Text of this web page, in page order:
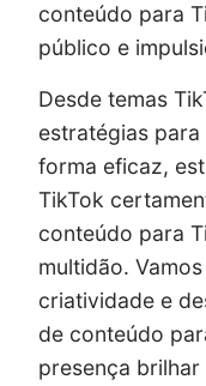
conteúdo para
público e
Desde temas
estratégias
forma eficaz,
TikTok
conteúdo para
multidão.
criatividade e
de conteúdo
presença